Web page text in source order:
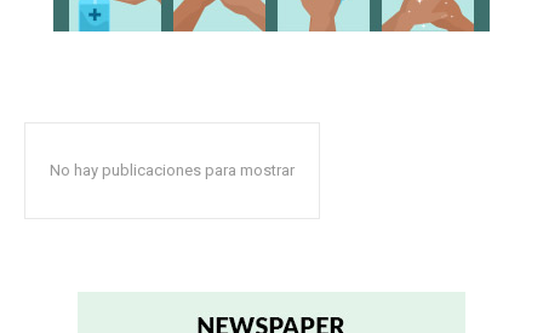
No hay publicaciones para mostrar